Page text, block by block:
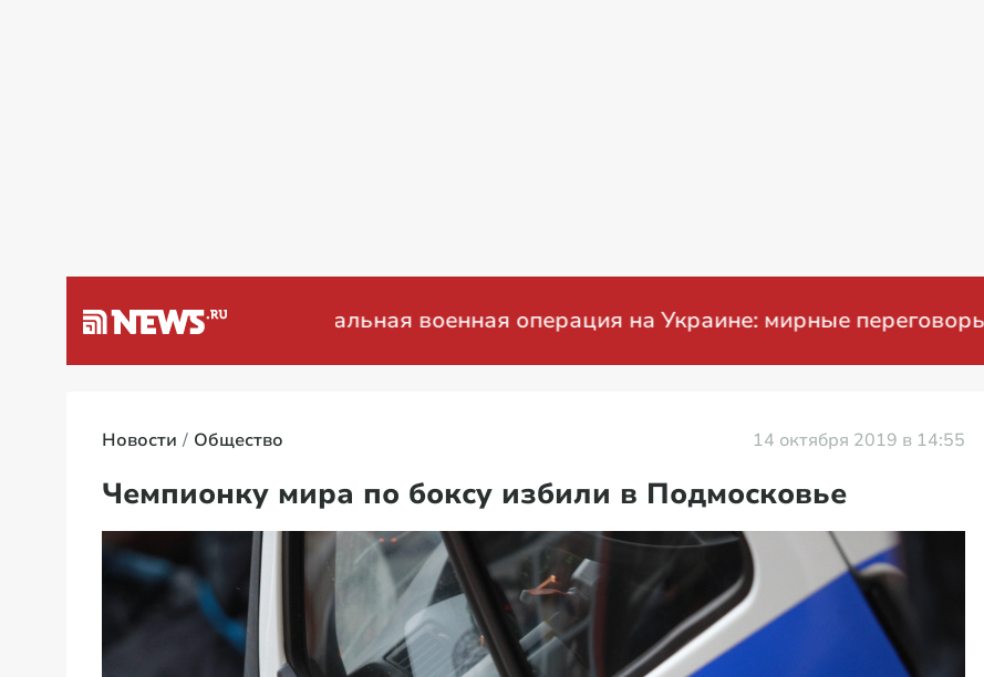
Специальная военная операция на Украине: мирные переговоры
Новости Общество 14 октября 2019 в 14:55
Чемпионку мира по боксу избили в Подмосковье